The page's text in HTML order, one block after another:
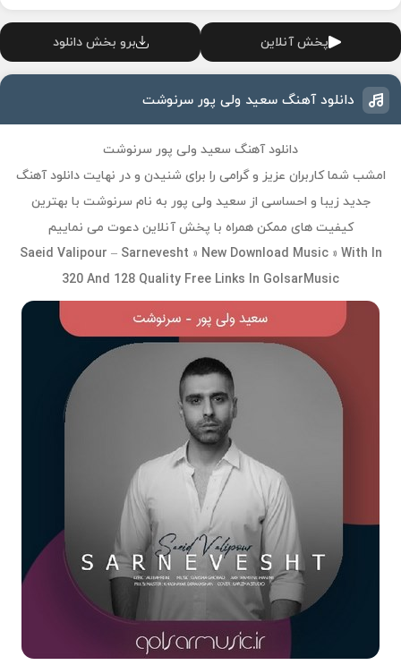
پخش آنلاین برو بخش دانلود
دانلود آهنگ سعید ولی پور سرنوشت
دانلود آهنگ سعید ولی پور سرنوشت
امشب شما کاربران عزیز و گرامی را برای شنیدن و در نهایت دانلود آهنگ
جدید زیبا و احساسی از سعید ولی پور به نام سرنوشت با بهترین
کیفیت های ممکن همراه با پخش آنلاین دعوت می نماییم
Saeid Valipour – Sarnevesht » New Download Music » With In
320 And 128 Quality Free Links In GolsarMusic